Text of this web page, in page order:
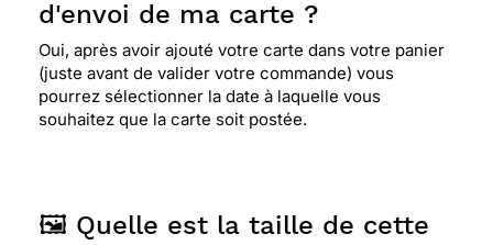
d'envoi de ma carte ?
Oui, après avoir ajouté votre carte dans votre panier
(juste avant de valider votre commande) vous
pourrez sélectionner la date à laquelle vous
souhaitez que la carte soit postée.
🖼️ Quelle est la taille de cette